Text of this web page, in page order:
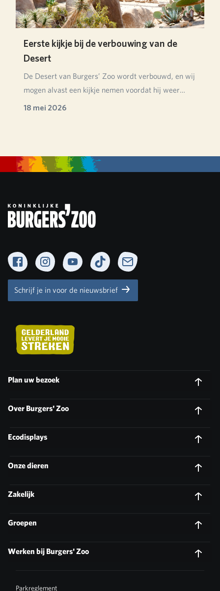
Eerste kijkje bij de verbouwing van de
Desert
De Desert van Burgers’ Zoo wordt verbouwd, en wij
mogen alvast een kijkje nemen voordat hij weer
ope…
18 mei 2026
FacebookInstagramYouTubeTikTok Newsletter
Schrijf je in voor de nieuwsbrief
Plan uw bezoek
Over Burgers' Zoo
Ecodisplays
Onze dieren
Zakelijk
Groepen
Werken bij Burgers' Zoo
Parkreglement